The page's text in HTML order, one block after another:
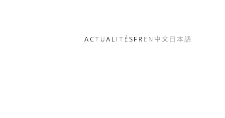
ACTUALITÉS FR EN 中文 日本語